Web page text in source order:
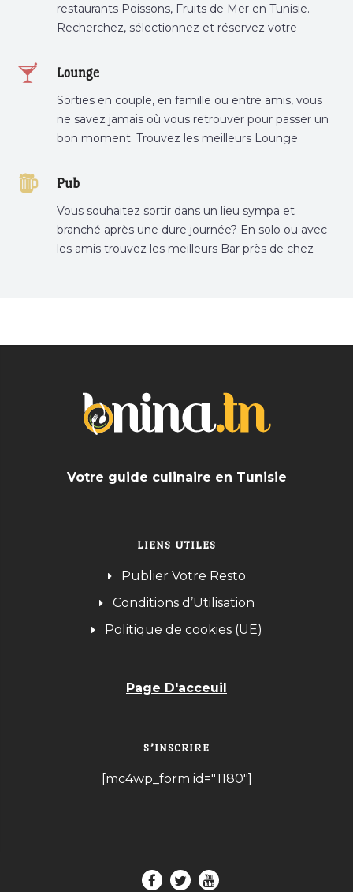
restaurants Poissons, Fruits de Mer en Tunisie.
Recherchez, sélectionnez et réservez votre
Lounge
Sorties en couple, en famille ou entre amis, vous
ne savez jamais où vous retrouver pour passer un
bon moment. Trouvez les meilleurs Lounge
Pub
Vous souhaitez sortir dans un lieu sympa et
branché après une dure journée? En solo ou avec
les amis trouvez les meilleurs Bar près de chez
Votre guide culinaire en Tunisie
LIENS UTILES
Publier Votre Resto
Conditions d’Utilisation
Politique de cookies (UE)
Page D'acceuil
S’INSCRIRE
[mc4wp_form id="1180"]